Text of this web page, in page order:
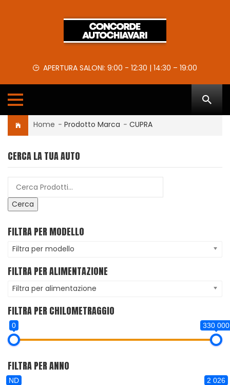
APERTURA SALONI: 9:00 - 12:30 | 14:30 – 19:00
Home - Prodotto Marca - CUPRA
CERCA LA TUA AUTO
Cerca
FILTRA PER MODELLO
Filtra per modello
FILTRA PER ALIMENTAZIONE
Filtra per alimentazione
FILTRA PER CHILOMETRAGGIO
0 330 000
FILTRA PER ANNO
ND 2 026